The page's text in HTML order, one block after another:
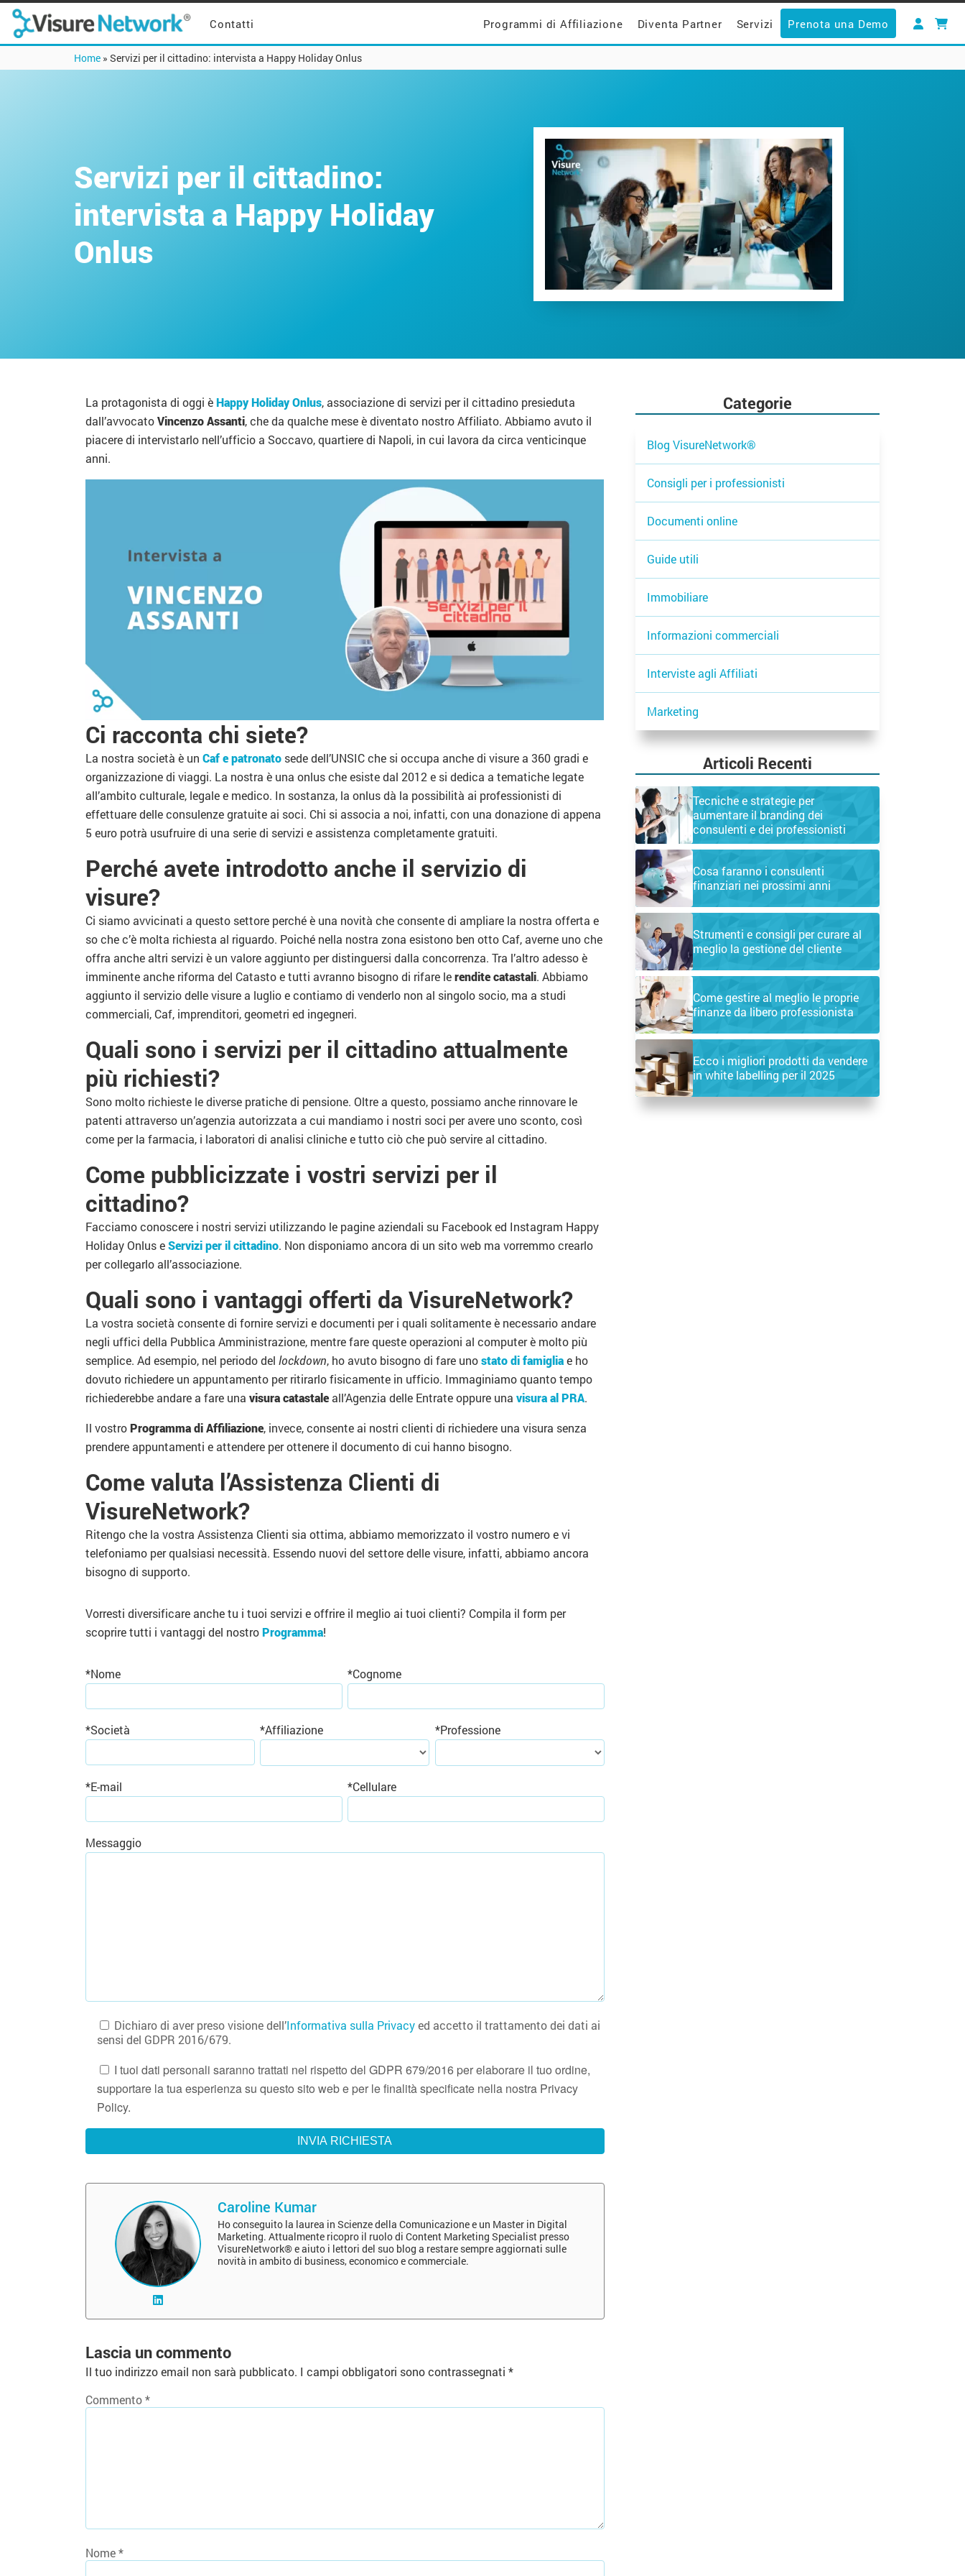
Contatti Programmi di Affiliazione Diventa Partner Servizi Prenota una Demo
Home » Servizi per il cittadino: intervista a Happy Holiday Onlus
Servizi per il cittadino:
intervista a Happy Holiday
Onlus
La protagonista di oggi èHappy Holiday Onlus, associazione di servizi per il cittadino presieduta
dall’avvocatoVincenzo Assanti, che da qualche mese è diventato nostro Affiliato. Abbiamo avuto il
piacere di intervistarlo nell’ufficio a Soccavo, quartiere di Napoli, in cui lavora da circa venticinque
anni.
Ci racconta chi siete?
La nostra società è un Caf e patronato sede dell’UNSIC che si occupa anche di visure a 360 gradi e
organizzazione di viaggi. La nostra è una onlus che esiste dal 2012 e si dedica a tematiche legate
all’ambito culturale, legale e medico. In sostanza, la onlus dà la possibilità ai professionisti di
effettuare delle consulenze gratuite ai soci. Chi si associa a noi, infatti, con una donazione di appena
5 euro potrà usufruire di una serie di servizi e assistenza completamente gratuiti.
Perché avete introdotto anche il servizio di
visure?
Ci siamo avvicinati a questo settore perché è una novità che consente di ampliare la nostra offerta e
so che c’è molta richiesta al riguardo. Poiché nella nostra zona esistono ben otto Caf, averne uno che
offra anche altri servizi è un valore aggiunto per distinguersi dalla concorrenza. Tra l’altro adesso è
imminente anche riforma del Catasto e tutti avranno bisogno di rifare lerendite catastali. Abbiamo
aggiunto il servizio delle visure a luglio e contiamo di venderlo non al singolo socio, ma a studi
commerciali, Caf, imprenditori, geometri ed ingegneri.
Quali sono i servizi per il cittadino attualmente
più richiesti?
Sono molto richieste le diverse pratiche di pensione. Oltre a questo, possiamo anche rinnovare le
patenti attraverso un’agenzia autorizzata a cui mandiamo i nostri soci per avere uno sconto, così
come per la farmacia, i laboratori di analisi cliniche e tutto ciò che può servire al cittadino.
Come pubblicizzate i vostri servizi per il
cittadino?
Facciamo conoscere i nostri servizi utilizzando le pagine aziendali su Facebook ed Instagram Happy
Holiday Onlus eServizi per il cittadino. Non disponiamo ancora di un sito web ma vorremmo crearlo
per collegarlo all’associazione.
Quali sono i vantaggi offerti da VisureNetwork?
La vostra società consente di fornire servizi e documenti per i quali solitamente è necessario andare
negli uffici della Pubblica Amministrazione, mentre fare queste operazioni al computer è molto più
semplice. Ad esempio, nel periodo del lockdown, ho avuto bisogno di fare unostato di famigliae ho
dovuto richiedere un appuntamento per ritirarlo fisicamente in ufficio. Immaginiamo quanto tempo
richiederebbe andare a fare una visura catastaleall’Agenzia delle Entrate oppure una visura al PRA.
Il vostro Programma di Affiliazione, invece, consente ai nostri clienti di richiedere una visura senza
prendere appuntamenti e attendere per ottenere il documento di cui hanno bisogno.
Come valuta l’Assistenza Clienti di
VisureNetwork?
Ritengo che la vostra Assistenza Clienti sia ottima, abbiamo memorizzato il vostro numero e vi
telefoniamo per qualsiasi necessità. Essendo nuovi del settore delle visure, infatti, abbiamo ancora
bisogno di supporto.
Vorresti diversificare anche tu i tuoi servizi e offrire il meglio ai tuoi clienti? Compila il form per
scoprire tutti i vantaggi del nostroProgramma!
*Nome *Cognome
*Società *Affiliazione *Professione
*E-mail *Cellulare
Messaggio
Dichiaro di aver preso visione dell’Informativa sulla Privacyed accetto il trattamento dei dati ai
sensi del GDPR 2016/679.
I tuoi dati personali saranno trattati nel rispetto del GDPR 679/2016 per elaborare il tuo ordine,
supportare la tua esperienza su questo sito web e per le finalità specificate nella nostra Privacy
Policy.
Caroline Kumar
Ho conseguito la laurea in Scienze della Comunicazione e un Master in Digital
Marketing. Attualmente ricopro il ruolo di Content Marketing Specialist presso
VisureNetwork® e aiuto i lettori del suo blog a restare sempre aggiornati sulle
novità in ambito di business, economico e commerciale.
Lascia un commento
Il tuo indirizzo email non sarà pubblicato. I campi obbligatori sono contrassegnati *
Commento*
Nome*
Categorie
Blog VisureNetwork®
Consigli per i professionisti
Documenti online
Guide utili
Immobiliare
Informazioni commerciali
Interviste agli Affiliati
Marketing
Articoli Recenti
Tecniche e strategie per
aumentare il branding dei
consulenti e dei professionisti
Cosa faranno i consulenti
finanziari nei prossimi anni
Strumenti e consigli per curare al
meglio la gestione del cliente
Come gestire al meglio le proprie
finanze da libero professionista
Ecco i migliori prodotti da vendere
in white labelling per il 2025